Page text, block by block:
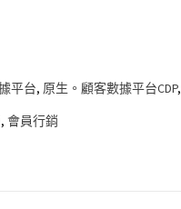
平台, 原生。顧客數據平台CDP,
, 會員行銷